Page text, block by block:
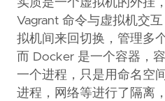
实质是一个虚拟机的外挂
Vagrant 命令与虚拟机交
拟机间来回切换，管理多
而 Docker 是一个容器，
一个进程，只是用命名空
进程，网络等进行了隔离